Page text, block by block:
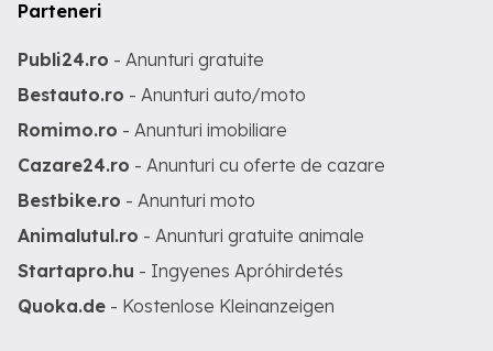
Parteneri
Publi24.ro - Anunturi gratuite
Bestauto.ro - Anunturi auto/moto
Romimo.ro - Anunturi imobiliare
Cazare24.ro - Anunturi cu oferte de cazare
Bestbike.ro - Anunturi moto
Animalutul.ro - Anunturi gratuite animale
Startapro.hu - Ingyenes Apróhirdetés
Quoka.de - Kostenlose Kleinanzeigen